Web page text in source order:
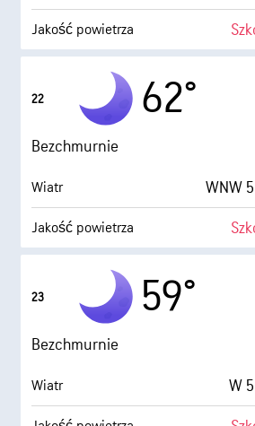
Jakość powietrza
AccuLumen Brightness Index™
22 62°
Bezchmurnie
Wiatr WNW
Jakość powietrza
AccuLumen Brightness Index™
23 59°
Bezchmurnie
Wiatr W